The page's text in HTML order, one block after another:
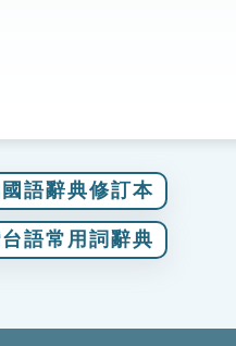
語辭典修訂本
語常用詞辭典